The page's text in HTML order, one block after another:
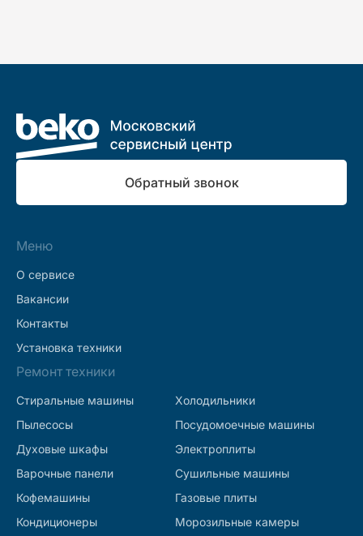
Обратный звонок
Меню
О сервисе
Вакансии
Контакты
Установка техники
Ремонт техники
Стиральные машины
Холодильники
Пылесосы
Посудомоечные машины
Духовые шкафы
Электроплиты
Варочные панели
Сушильные машины
Кофемашины
Газовые плиты
Кондиционеры
Морозильные камеры